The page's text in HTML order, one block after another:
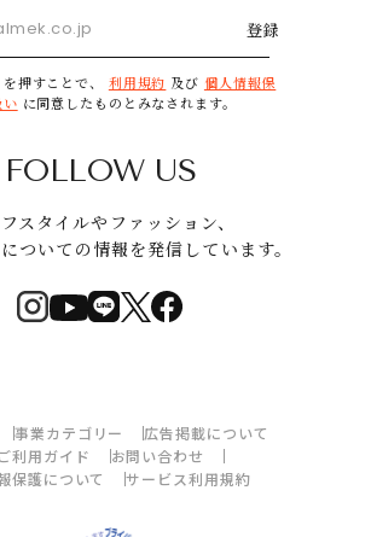
登録
押すことで、 利用規約 及び 個人情報保
に同意したものとみなされます。
FOLLOW US
スタイルやファッション、
ついての情報を発信しています。
事業カテゴリー
広告掲載について
ご利用ガイド
お問い合わせ
保護について
サービス利用規約